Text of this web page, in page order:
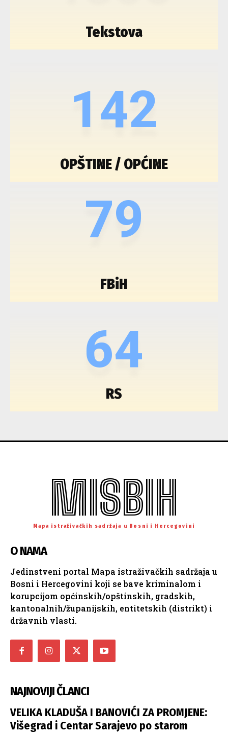
Tekstova
142
OPŠTINE / OPĆINE
79
FBiH
64
RS
MISBIH
Mapa istraživačkih sadržaja u Bosni i Hercegovini
O NAMA
Jedinstveni portal Mapa istraživačkih sadržaja u
Bosni i Hercegovini koji se bave kriminalom i
korupcijom općinskih/opštinskih, gradskih,
kantonalnih/županijskih, entitetskih (distrikt) i
državnih vlasti.
NAJNOVIJI ČLANCI
VELIKA KLADUŠA I BANOVIĆI ZA PROMJENE:
Višegrad i Centar Sarajevo po starom